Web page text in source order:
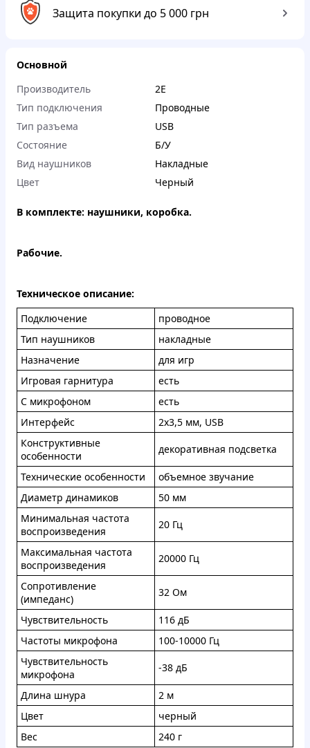
Защита покупки до 5 000 грн
Основной
Производитель
2E
Тип подключения
Проводные
Тип разъема
USB
Состояние
Б/У
Вид наушников
Накладные
Цвет
Черный
В комплекте: наушники, коробка.
Рабочие.
Техническое описание:
Подключение
проводное
Тип наушников
накладные
Назначение
для игр
Игровая гарнитура
есть
С микрофоном
есть
Интерфейс
2x3,5 мм, USB
Конструктивные
особенности
декоративная подсветка
Технические особенности
объемное звучание
Диаметр динамиков
50 мм
Минимальная частота
воспроизведения
20 Гц
Максимальная частота
воспроизведения
20000 Гц
Сопротивление
(импеданс)
32 Ом
Чувствительность
116 дБ
Частоты микрофона
100-10000 Гц
Чувствительность
микрофона
-38 дБ
Длина шнура
2 м
Цвет
черный
Вес
240 г